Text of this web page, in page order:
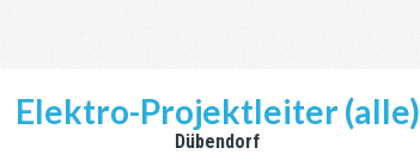
Elektro-Projektleiter (alle)
Dübendorf